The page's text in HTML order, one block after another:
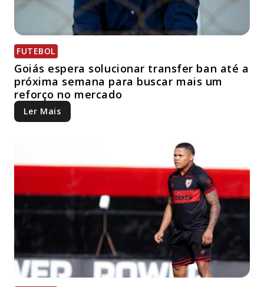
FUTEBOL
Goiás espera solucionar transfer ban até a
próxima semana para buscar mais um
reforço no mercado
Ler Mais